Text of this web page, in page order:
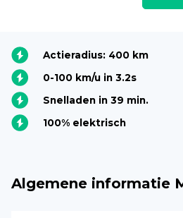
Actieradius: 400 km
0-100 km/u in 3.2s
Snelladen in 39 min.
100% elektrisch
Algemene informatie